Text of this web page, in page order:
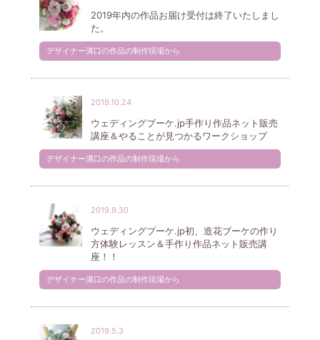
2019年内の作品お届け受付は終了いたしまし
た。
デザイナー溝口の作品の制作現場から
2019.10.24
ウェディングブーケ.jp手作り作品ネット販売
講座＆やることが見つかるワークショップ
デザイナー溝口の作品の制作現場から
2019.9.30
ウェディングブーケ.jp初、造花ブーケの作り
方体験レッスン＆手作り作品ネット販売講
座！！
デザイナー溝口の作品の制作現場から
2019.5.3